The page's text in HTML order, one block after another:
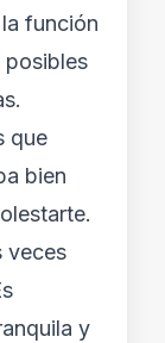
función
posibles
que
bien
veces
y